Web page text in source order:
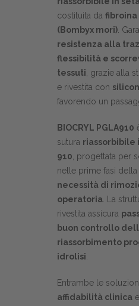
costituita da
(Bombyx mori).
resistenza alla
flessibilità e
tessuti, grazie alla
e rivestita con
favorendo un
BIOCRYL PGLA910
sutura riassorbibile
910, progettata per
nelle prime fasi
necessità di
operatoria. La
rivestita assicura
buon controllo
riassorbimento
idrolisi.
Entrambe le
affidabilità clinicae